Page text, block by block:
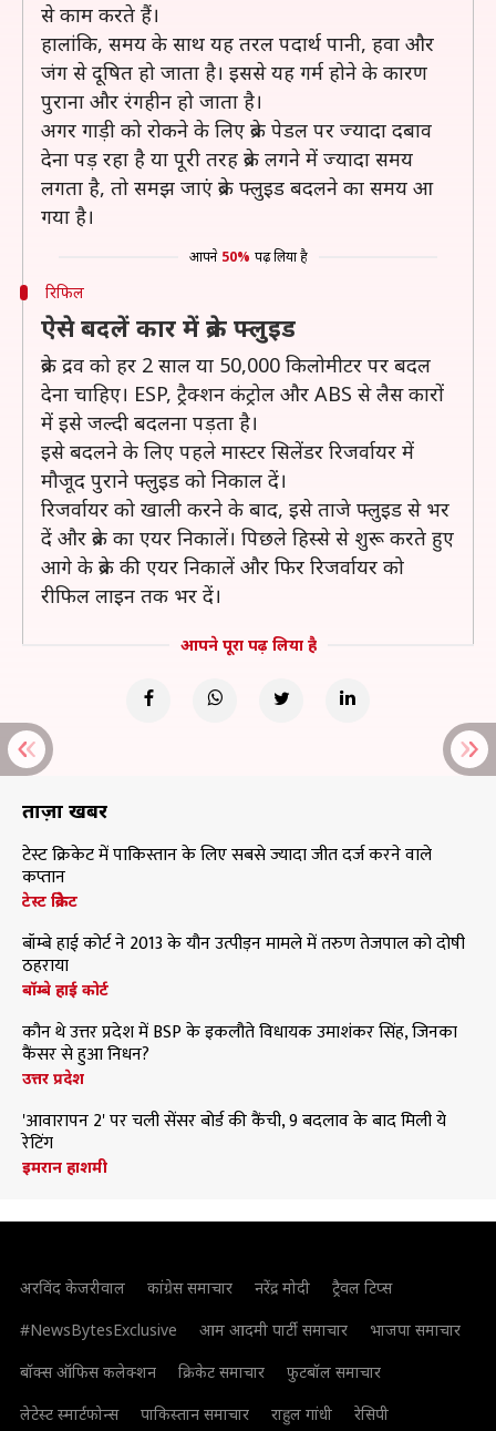
से काम करते हैं।
हालांकि, समय के साथ यह तरल पदार्थ पानी, हवा और
जंग से दूषित हो जाता है। इससे यह गर्म होने के कारण
पुराना और रंगहीन हो जाता है।
अगर गाड़ी को रोकने के लिए ब्रेक पेडल पर ज्यादा दबाव
देना पड़ रहा है या पूरी तरह ब्रेक लगने में ज्यादा समय
लगता है, तो समझ जाएं ब्रेक फ्लुइड बदलने का समय आ
गया है।
आपने 50% पढ़ लिया है
रिफिल
ऐसे बदलें कार में ब्रेक फ्लुइड
ब्रेक द्रव को हर 2 साल या 50,000 किलोमीटर पर बदल
देना चाहिए। ESP, ट्रैक्शन कंट्रोल और ABS से लैस कारों
में इसे जल्दी बदलना पड़ता है।
इसे बदलने के लिए पहले मास्टर सिलेंडर रिजर्वायर में
मौजूद पुराने फ्लुइड को निकाल दें।
रिजर्वायर को खाली करने के बाद, इसे ताजे फ्लुइड से भर
दें और ब्रेक का एयर निकालें। पिछले हिस्से से शुरू करते हुए
आगे के ब्रेक की एयर निकालें और फिर रिजर्वायर को
रीफिल लाइन तक भर दें।
आपने पूरा पढ़ लिया है
ताज़ा खबरें
टेस्ट क्रिकेट में पाकिस्तान के लिए सबसे ज्यादा जीत दर्ज करने वाले
कप्तान
टेस्ट क्रिकेट
बॉम्बे हाई कोर्ट ने 2013 के यौन उत्पीड़न मामले में तरुण तेजपाल को दोषी
ठहराया
बॉम्बे हाई कोर्ट
कौन थे उत्तर प्रदेश में BSP के इकलौते विधायक उमाशंकर सिंह, जिनका
कैंसर से हुआ निधन?
उत्तर प्रदेश
'आवारापन 2' पर चली सेंसर बोर्ड की कैंची, 9 बदलाव के बाद मिली ये
रेटिंग
इमरान हाशमी
अरविंद केजरीवाल कांग्रेस समाचार नरेंद्र मोदी
ट्रैवल टिप्स
#NewsBytesExclusive
आम आदमी पार्टी समाचार
भाजपा समाचार
बॉक्स ऑफिस कलेक्शन
क्रिकेट समाचार
फुटबॉल समाचार
लेटेस्ट स्मार्टफोन्स
पाकिस्तान समाचार राहुल गांधी रेसिपी